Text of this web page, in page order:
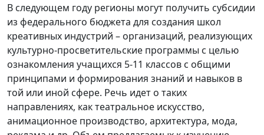
В следующем году регионы могут получить субсидии
из федерального бюджета для создания школ
креативных индустрий – организаций, реализующих
культурно-просветительские программы с целью
ознакомления учащихся 5-11 классов с общими
принципами и формирования знаний и навыков в
той или иной сфере. Речь идет о таких
направлениях, как театральное искусство,
анимационное производство, архитектура, мода,